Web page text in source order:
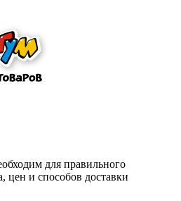
для правильного
цен и способов доставки